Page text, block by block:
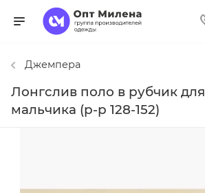
Джемпера
Лонгслив поло в рубчик для
мальчика (р-р 128-152)